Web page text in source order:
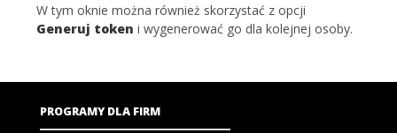
W tym oknie można również skorzystać z opcji
Generuj token i wygenerować go dla kolejnej osoby.
PROGRAMY DLA FIRM